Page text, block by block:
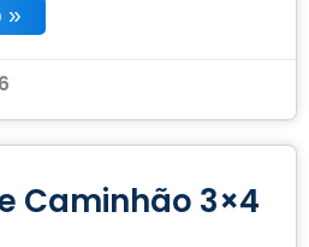
»
Caminhão 3×4